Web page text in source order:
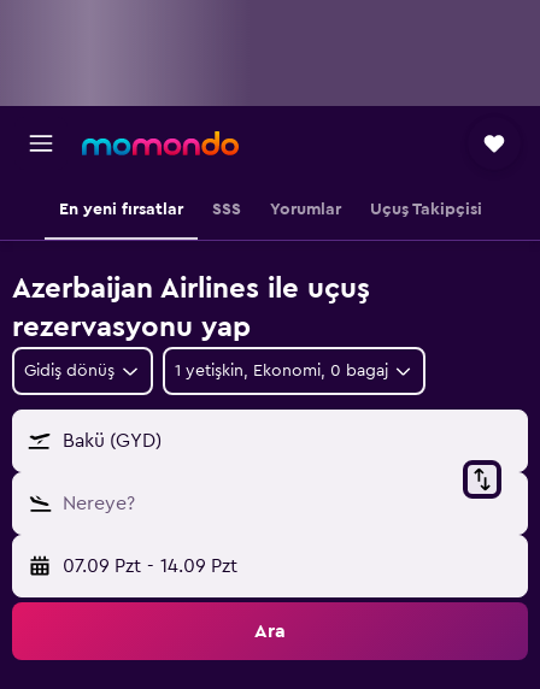
En yeni fırsatlar SSS Yorumlar Uçuş Takipçisi
Azerbaijan Airlines ile uçuş
rezervasyonu yap
Gidiş dönüş 1 yetişkin, Ekonomi, 0 bagaj
Bakü (GYD)
Nereye?
07.09 Pzt - 14.09 Pzt
Ara